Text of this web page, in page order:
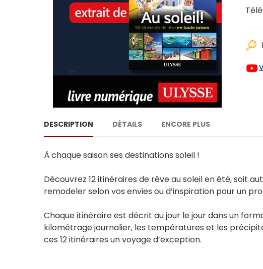
DESCRIPTION DÉTAILS ENCORE PLUS
À chaque saison ses destinations soleil !
Découvrez 12 itinéraires de rêve au soleil en été, soit
remodeler selon vos envies ou d’inspiration pour un
Chaque itinéraire est décrit au jour le jour dans un
kilométrage journalier, les températures et les
ces 12 itinéraires un voyage d’exception.